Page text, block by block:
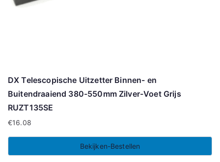
DX Telescopische Uitzetter Binnen- en
Buitendraaiend 380-550mm Zilver-Voet Grijs
RUZT135SE
€16.08
Bekijken-Bestellen